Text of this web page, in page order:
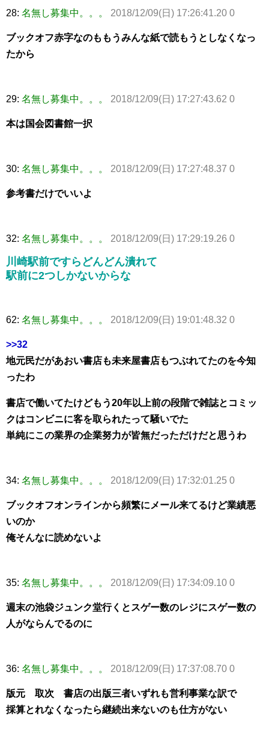
28: 名無し募集中。。。 2018/12/09(日) 17:26:41.20 0
ブックオフ赤字なのももうみんな紙で読もうとしなくなっ
たから
29: 名無し募集中。。。 2018/12/09(日) 17:27:43.62 0
本は国会図書館一択
30: 名無し募集中。。。 2018/12/09(日) 17:27:48.37 0
参考書だけでいいよ
32: 名無し募集中。。。 2018/12/09(日) 17:29:19.26 0
川崎駅前ですらどんどん潰れて
駅前に2つしかないからな
62: 名無し募集中。。。 2018/12/09(日) 19:01:48.32 0
>>32
地元民だがあおい書店も未来屋書店もつぶれてたのを今知
ったわ
書店で働いてたけどもう20年以上前の段階で雑誌とコミッ
クはコンビニに客を取られたって騒いでた
単純にこの業界の企業努力が皆無だっただけだと思うわ
34: 名無し募集中。。。 2018/12/09(日) 17:32:01.25 0
ブックオフオンラインから頻繁にメール来てるけど業績悪
いのか
俺そんなに読めないよ
35: 名無し募集中。。。 2018/12/09(日) 17:34:09.10 0
週末の池袋ジュンク堂行くとスゲー数のレジにスゲー数の
人がならんでるのに
36: 名無し募集中。。。 2018/12/09(日) 17:37:08.70 0
版元 取次 書店の出版三者いずれも営利事業な訳で
採算とれなくなったら継続出来ないのも仕方がない